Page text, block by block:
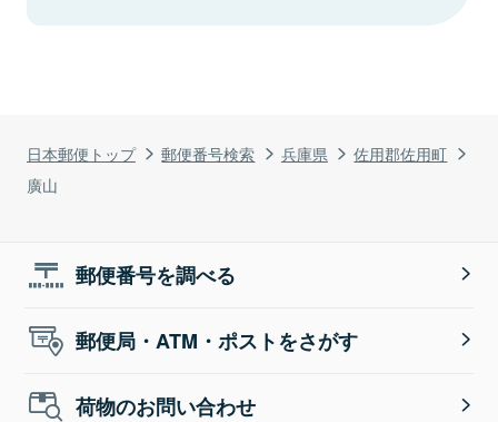
日本郵便トップ 郵便番号検索 兵庫県
佐用郡佐用町
廣山
郵便番号を調べる
郵便局・ATM・ポストをさがす
荷物のお問い合わせ